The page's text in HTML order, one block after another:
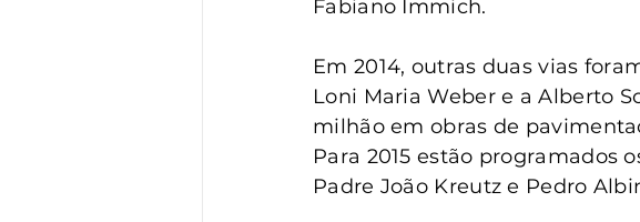
Fabiano Immich.
Em 2014, outras duas vias
Loni Maria Weber e a Alberto
milhão em obras de
Para 2015 estão programados
Padre João Kreutz e Pedro